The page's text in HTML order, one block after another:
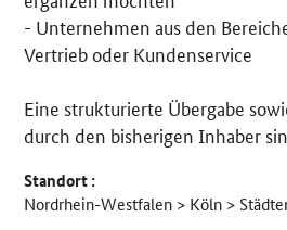
- Unternehmen aus den
Vertrieb oder Kundenservice
Eine strukturierte Übergabe
durch den bisherigen Inhaber
Standort :
Nordrhein-Westfalen > Köln >